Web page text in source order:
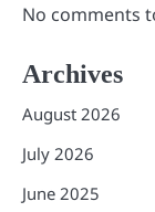
No comments
Archives
August 2026
July 2026
June 2025